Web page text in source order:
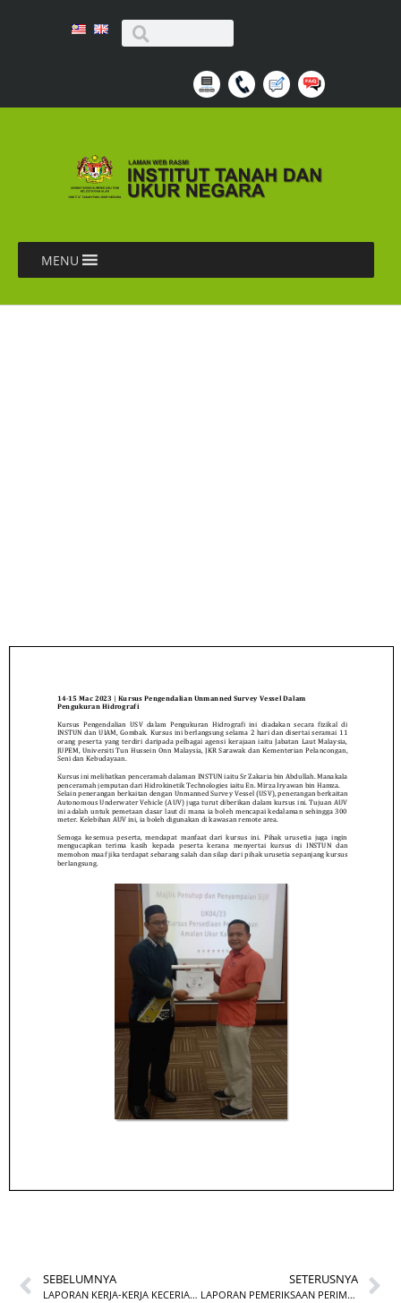
MENU
SEBELUMNYA
LAPORAN KERJA-KERJA KECERIAAN INSTUN
SETERUSNYA
LAPORAN PEMERIKSAAN PERIMETER INSTUN BERSAMA PENGARAH INSTUN